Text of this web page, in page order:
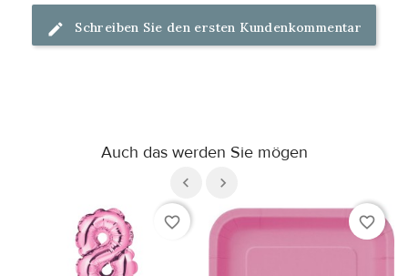
Schreiben Sie den ersten Kundenkommentar
Auch das werden Sie mögen
favorite_border favorite_border